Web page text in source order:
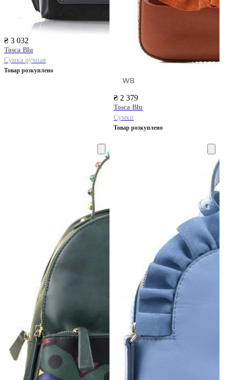
₴ 3 032
Tosca Blu
Сумка ручная
Товар розкуплено
₴ 2 379
Tosca Blu
Сумки
Товар розкуплено